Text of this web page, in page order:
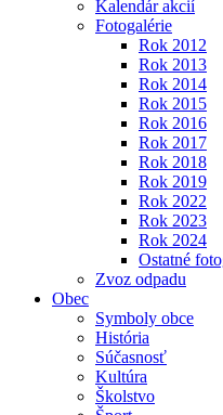
Kalendár akcií
Fotogalérie
Rok 2012
Rok 2013
Rok 2014
Rok 2015
Rok 2016
Rok 2017
Rok 2018
Rok 2019
Rok 2022
Rok 2023
Rok 2024
Ostatné
Zvoz odpadu
Obec
Symboly obce
História
Súčasnosť
Kultúra
Školstvo